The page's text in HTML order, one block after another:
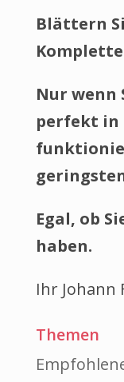
Blättern
Nur wenn
perfekt in
Egal, ob
haben.
Ihr Johann
Themen